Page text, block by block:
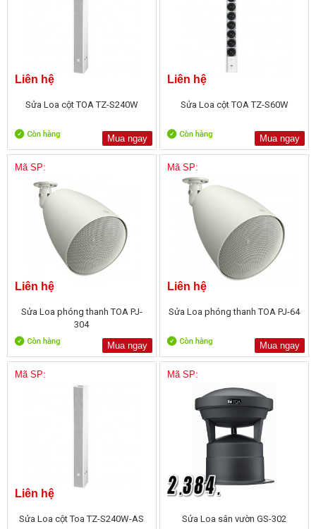
Liên hệ
Sửa Loa cột TOA TZ-S240W
Mua ngay
Liên hệ
Sửa Loa cột TOA TZ-S60W
Mua ngay
Mã SP:
Liên hệ
Sửa Loa phóng thanh TOA PJ-
304
Mua ngay
Mã SP:
Liên hệ
Sửa Loa phóng thanh TOA PJ-64
Mua ngay
Mã SP:
Liên hệ
Sửa Loa cột Toa TZ-S240W-AS
Mã SP:
Sửa Loa sân vườn GS-302